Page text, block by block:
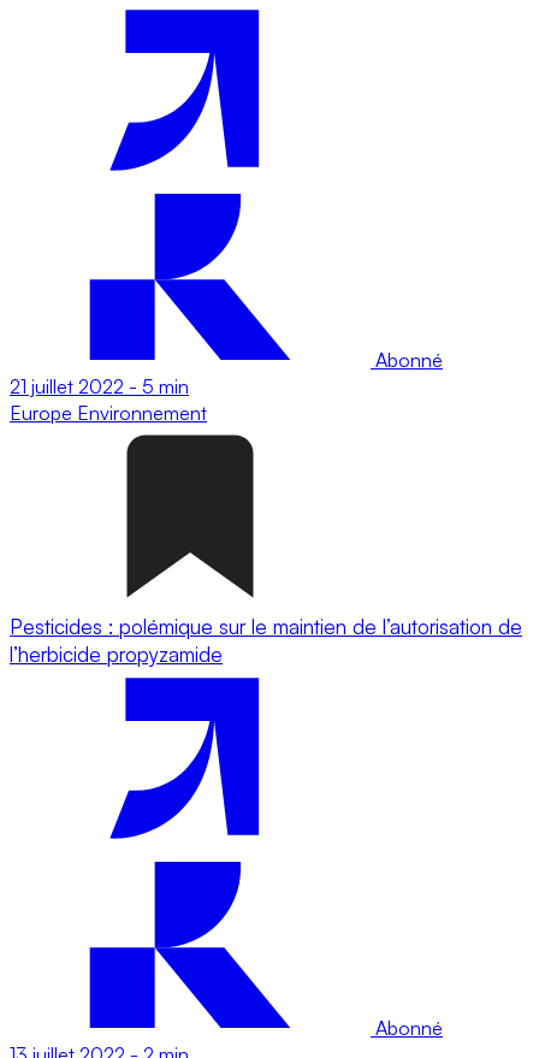
Abonné
21 juillet 2022 - 5 min
Europe Environnement
Pesticides : polémique sur le maintien de l’autorisation de
l’herbicide propyzamide
Abonné